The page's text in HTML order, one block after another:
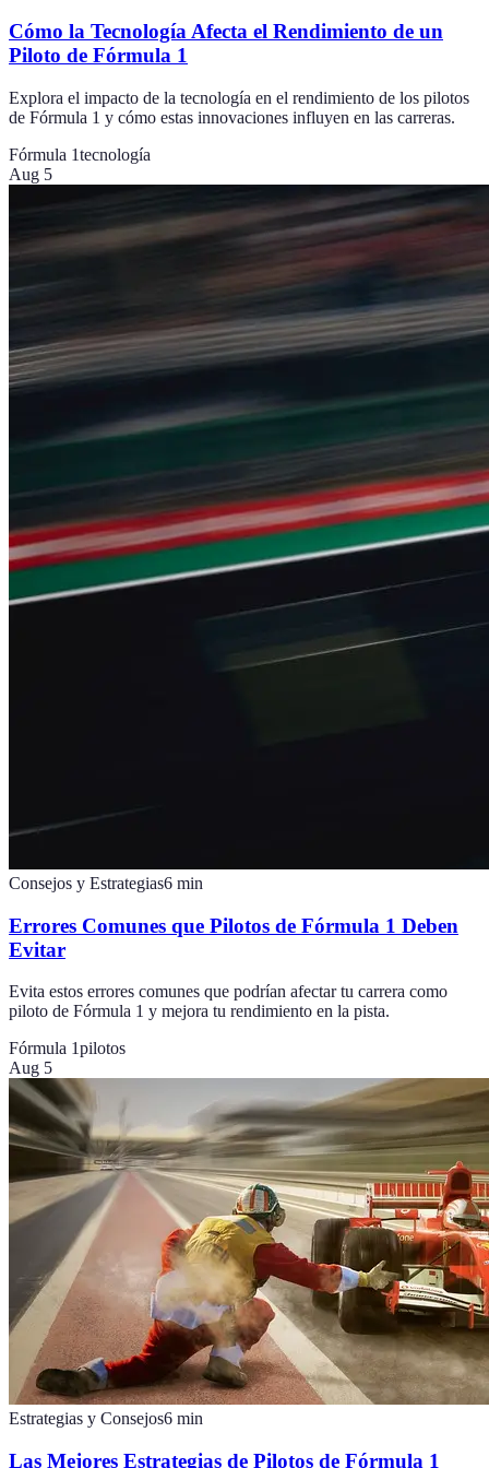
Cómo la Tecnología Afecta el Rendimiento de un
Piloto de Fórmula 1
Explora el impacto de la tecnología en el rendimiento de los pilotos
de Fórmula 1 y cómo estas innovaciones influyen en las carreras.
Fórmula 1tecnología
Aug 5
Consejos y Estrategias6 min
Errores Comunes que Pilotos de Fórmula 1 Deben
Evitar
Evita estos errores comunes que podrían afectar tu carrera como
piloto de Fórmula 1 y mejora tu rendimiento en la pista.
Fórmula 1pilotos
Aug 5
Estrategias y Consejos6 min
Las Mejores Estrategias de Pilotos de Fórmula 1